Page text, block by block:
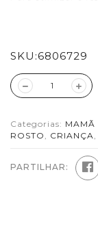
SKU:6806729
Categorias: MAMÃ
ROSTO , CRIANÇA,
PARTILHAR: